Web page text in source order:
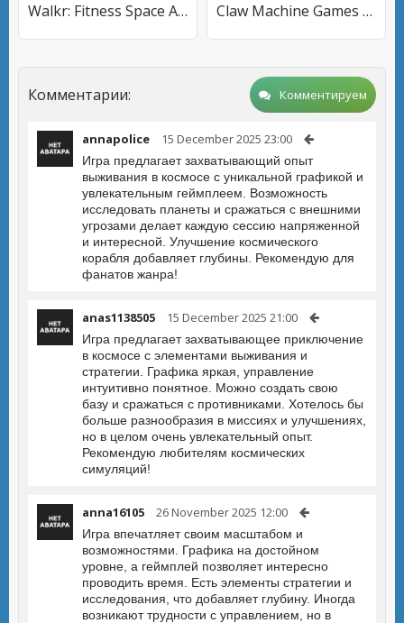
Walkr: Fitness Space Adventure Claw Machine Games Crane Game
Комментарии: Комментируем
annapolice 15 December 2025 23:00
Игра предлагает захватывающий опыт
выживания в космосе с уникальной графикой и
увлекательным геймплеем. Возможность
исследовать планеты и сражаться с внешними
угрозами делает каждую сессию напряженной
и интересной. Улучшение космического
корабля добавляет глубины. Рекомендую для
фанатов жанра!
anas1138505 15 December 2025 21:00
Игра предлагает захватывающее приключение
в космосе с элементами выживания и
стратегии. Графика яркая, управление
интуитивно понятное. Можно создать свою
базу и сражаться с противниками. Хотелось бы
больше разнообразия в миссиях и улучшениях,
но в целом очень увлекательный опыт.
Рекомендую любителям космических
симуляций!
anna16105 26 November 2025 12:00
Игра впечатляет своим масштабом и
возможностями. Графика на достойном
уровне, а геймплей позволяет интересно
проводить время. Есть элементы стратегии и
исследования, что добавляет глубину. Иногда
возникают трудности с управлением, но в